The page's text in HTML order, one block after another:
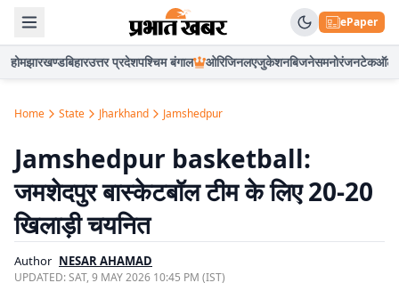
ePaper
होमझारखण्डबिहारउत्तर प्रदेशपश्चिम बंगाल ओरिजिनलएजुकेशनबिजनेसमनोरंजनटेकऑटो
Home State Jharkhand Jamshedpur
Jamshedpur basketball:
जमशेदपुर बास्केटबॉल टीम के लिए 20-20
खिलाड़ी चयनित
Author NESAR AHAMAD
UPDATED:SAT, 9 MAY 2026 10:45 PM (IST)